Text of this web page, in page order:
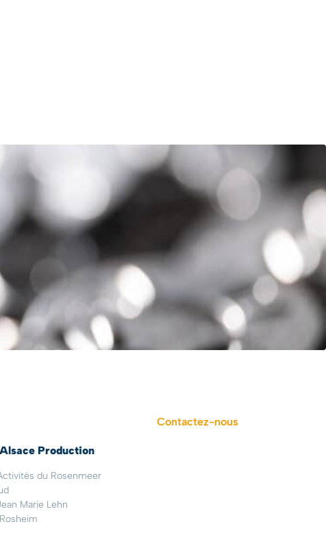
Production
du Rosenmeer
Marie Lehn
Contactez-nous